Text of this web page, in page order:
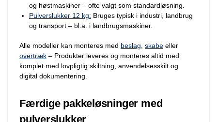
og høstmaskiner – ofte valgt som standardløsning.
Pulverslukker 12 kg: Bruges typisk i industri, landbrug
og transport – bl.a. i landbrugsmaskiner.
Alle modeller kan monteres med beslag, skabe eller
overtræk – Produkter leveres og monteres altid med
komplet med lovpligtig skiltning, anvendelsesskilt og
digital dokumentering.
Færdige pakkeløsninger med
pulverslukker